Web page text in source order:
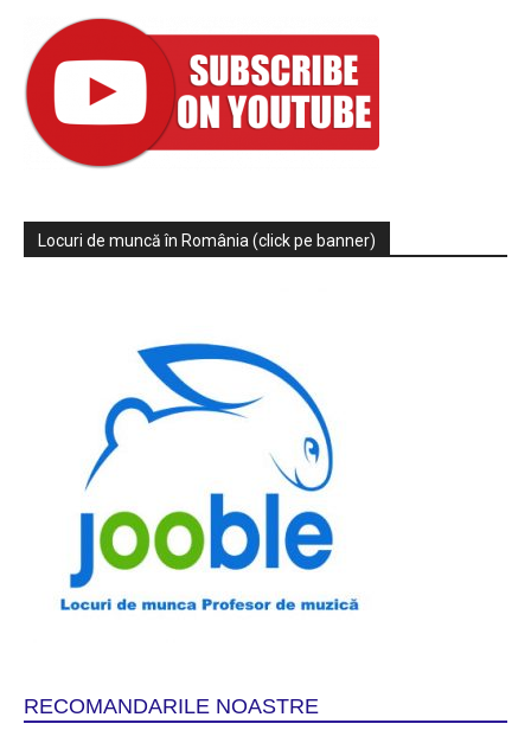
Locuri de muncă în România (click pe banner)
RECOMANDARILE NOASTRE